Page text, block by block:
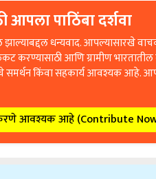
आपला पाठिंबा दर्शवा
धन्यवाद. आपल्यासारखे
करण्यासाठी आणि ग्रामीण
समर्थन किंवा सहकार्य आवश्यक आहे.
आवश्यक आहे (Contribute